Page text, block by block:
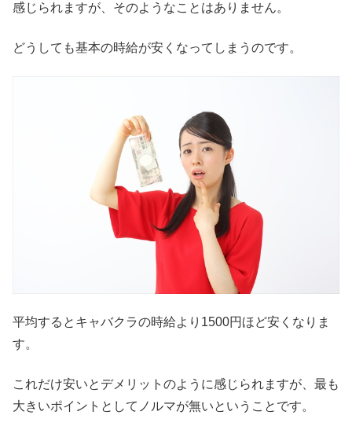
感じられますが、そのようなことはありません。
どうしても基本の時給が安くなってしまうのです。
平均するとキャバクラの時給より1500円ほど安くなりま
す。
これだけ安いとデメリットのように感じられますが、最も
大きいポイントとしてノルマが無いということです。